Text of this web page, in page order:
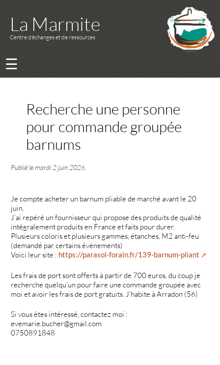
La Marmite
Centre d’échanges et de ressources
☰
Recherche une personne
pour commande groupée
barnums
Publié lemardi 2 juin 2026
Je compte acheter un barnum pliable de marché avant le 20
juin.
J’ai repéré un fournisseur qui propose des produits de qualité
intégralement produits en France et faits pour durer.
Plusieurs coloris et plusieurs gammes, étanches, M2 anti-feu
(demandé par certains évènements)
Voici leur site : https://parasol-forain.fr/139-barnum-pliant
Les frais de port sont offerts à partir de 700 euros, du coup je
recherche quelqu’un pour faire une commande groupée avec
moi et avoir les frais de port gratuits. J’habite à Arradon (56)
Si vous êtes intéressé, contactez moi :
evemarie.bucher@gmail.com
0750891848